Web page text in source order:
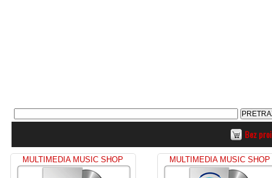
Bez
MULTIMEDIA MUSIC SHOP MULTIMEDIA MUSIC SHOP